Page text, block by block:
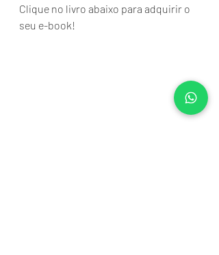
Clique no livro abaixo para adquirir o
seu e-book!